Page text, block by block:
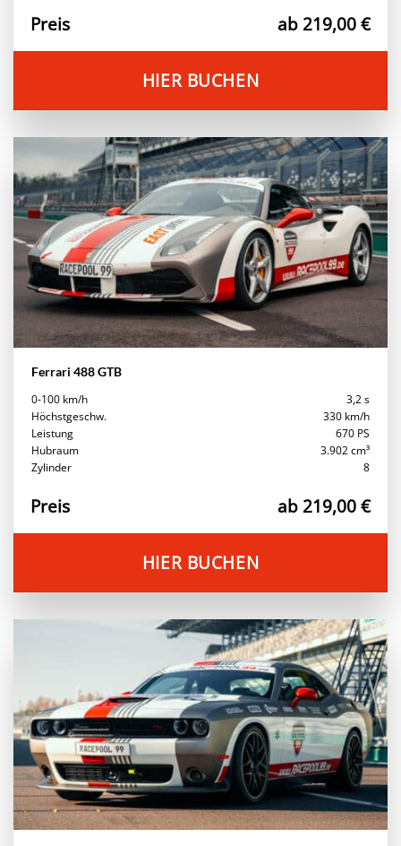
Preis ab 219,00 €
HIER BUCHEN
Ferrari 488 GTB
0-100 km/h
Höchstgeschw.
Leistung
Hubraum
Zylinder
3,2 s
330 km/h
670 PS
3.902 cm³
8
Preis ab 219,00 €
HIER BUCHEN